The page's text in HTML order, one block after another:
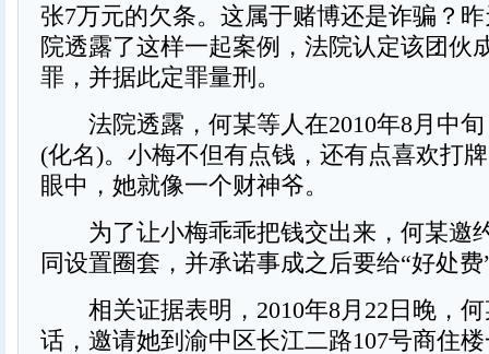
张7万元的欠条。这属于赌博还是诈骗？
院透露了这样一起案例，法院认定该团伙
罪，并据此定罪量刑。
法院透露，何某等人在2010年8月中旬
(化名)。小梅不但有点钱，还有点喜欢打
眼中，她就像一个财神爷。
为了让小梅乖乖把钱交出来，何某邀
同设置圈套，并承诺事成之后要给“好处费
相关证据表明，2010年8月22日晚，何
话，邀请她到渝中区长江二路107号商住